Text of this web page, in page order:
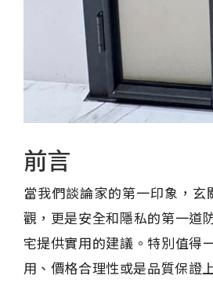
前言
當我們談論家的第一印象，
觀，更是安全和隱私的第一道
宅提供實用的建議。特別值得
用、價格合理性或是品質保證